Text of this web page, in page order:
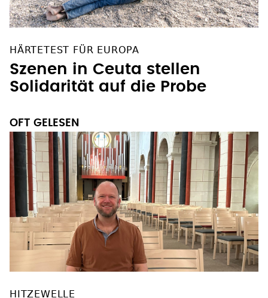
HÄRTETEST FÜR EUROPA
Szenen in Ceuta stellen
Solidarität auf die Probe
OFT GELESEN
HITZEWELLE